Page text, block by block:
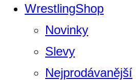
WrestlingShop
Novinky
Slevy
Nejprodávanější